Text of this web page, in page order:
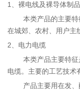
1、裸电线及裸导体制品
本类产品的主要特征
在城郊、农村、用户主
2、电力电缆
本类产品主要特征是
电缆。主要的工艺技术
产品主要用在发、配